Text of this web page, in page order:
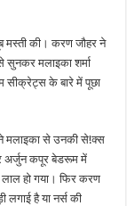
मस्ती की। करण जौहर ने
मलाइका शर्मा
के बारे में पूछा
मलाइका से उनकी से!क्स
अर्जुन कपूर बेडरूम में
हो गया। फिर करण
है या नर्स की